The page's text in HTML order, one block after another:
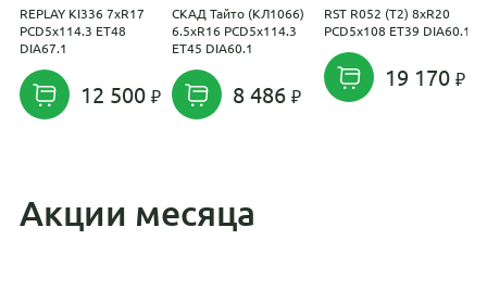
REPLAY KI336 7xR17
PCD5x114.3 ET48
DIA67.1
12 500
СКАД Тайто (КЛ1066)
6.5xR16 PCD5x114.3
ET45 DIA60.1
8 486
RST R052 (T2) 8xR20
PCD5x108 ET39 DIA60.1
19 170
Акции месяца